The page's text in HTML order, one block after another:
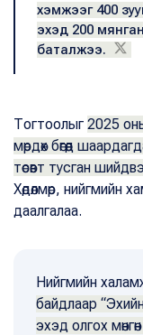
хэмжээг 400
эхэд 200
баталжээ.
Тогтоолыг 2025
мөрдөх бөгөөд
төсөвт тусган
Хөдөлмөр, нийгмийн
даалгалаа.
Нийгмийн
байдлаар
эхэд олгох